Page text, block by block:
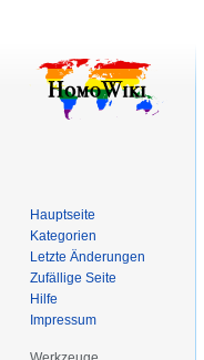
Hauptseite
Kategorien
Letzte Änderungen
Zufällige Seite
Hilfe
Impressum